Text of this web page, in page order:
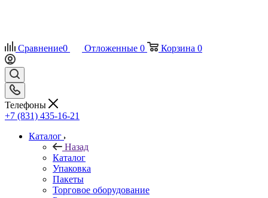
Сравнение0 Отложенные 0 Корзина 0
Телефоны
+7 (831) 435-16-21
Каталог
Назад
Каталог
Упаковка
Пакеты
Торговое оборудование